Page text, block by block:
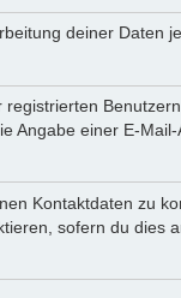
deiner
einer E-
Kontaktdaten zu
sofern du dies